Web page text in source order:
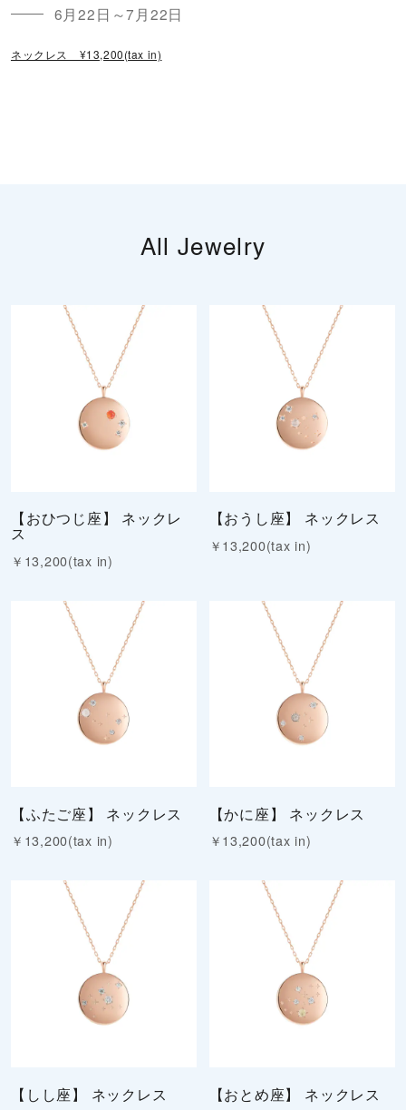
6月22日～7月22日
ネックレス ¥13,200(tax in)
All Jewelry
【おひつじ座】 ネックレ
ス
￥13,200(tax in)
【おうし座】 ネックレス
￥13,200(tax in)
【ふたご座】 ネックレス
￥13,200(tax in)
【かに座】 ネックレス
￥13,200(tax in)
【しし座】 ネックレス 【おとめ座】 ネックレス